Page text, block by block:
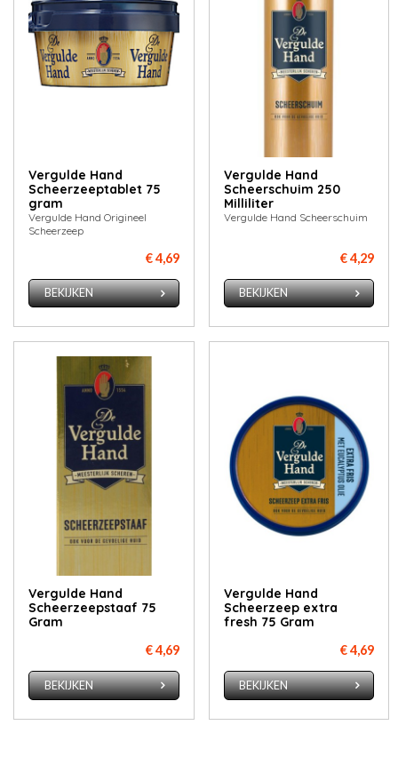
Vergulde Hand
Scheerzeeptablet 75
gram
Vergulde Hand Origineel
Scheerzeep
€ 4,69
BEKIJKEN
Vergulde Hand
Scheerschuim 250
Milliliter
Vergulde Hand Scheerschuim
€ 4,29
BEKIJKEN
Vergulde Hand
Scheerzeepstaaf 75
Gram
€ 4,69
BEKIJKEN
Vergulde Hand
Scheerzeep extra
fresh 75 Gram
€ 4,69
BEKIJKEN